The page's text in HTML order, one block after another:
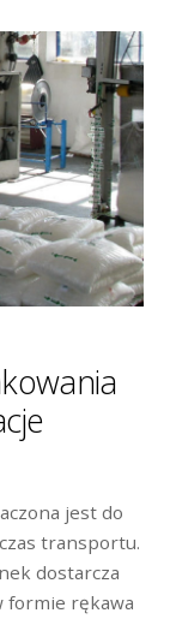
jest do
transportu.
dostarcza
formie rękawa